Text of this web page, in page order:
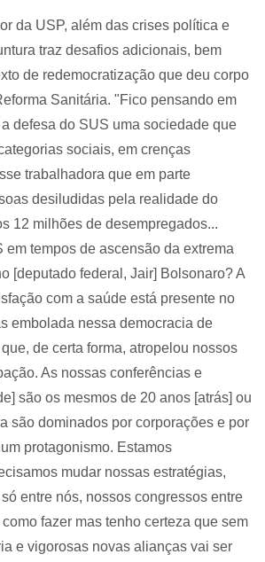
da USP, além das crises política e
traz desafios adicionais, bem
de redemocratização que deu corpo
Sanitária. "Fico pensando em
defesa do SUS uma sociedade que
sociais, em crenças
trabalhadora que em parte
desiludidas pela realidade do
12 milhões de desempregados...
em tempos de ascensão da extrema
[deputado federal, Jair] Bolsonaro? A
com a saúde está presente no
embolada nessa democracia de
de certa forma, atropelou nossos
As nossas conferências e
são os mesmos de 20 anos [atrás] ou
são dominados por corporações e por
protagonismo. Estamos
mudar nossas estratégias,
entre nós, nossos congressos entre
fazer mas tenho certeza que sem
e vigorosas novas alianças vai ser